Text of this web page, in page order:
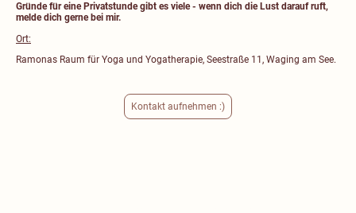
Gründe für eine Privatstunde gibt es viele - wenn dich die Lust darauf ruft,
melde dich gerne bei mir.
Ort:
Ramonas Raum für Yoga und Yogatherapie, Seestraße 11, Waging am See.
Kontakt aufnehmen :)